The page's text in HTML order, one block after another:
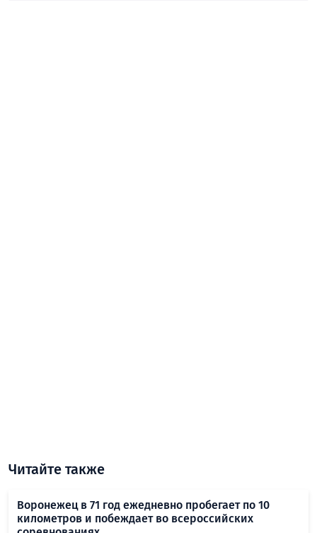
Читайте также
Воронежец в 71 год ежедневно пробегает по 10
километров и побеждает во всероссийских